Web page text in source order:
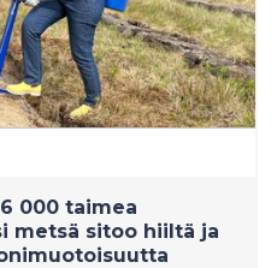
000 taimea
metsä sitoo hiiltä ja